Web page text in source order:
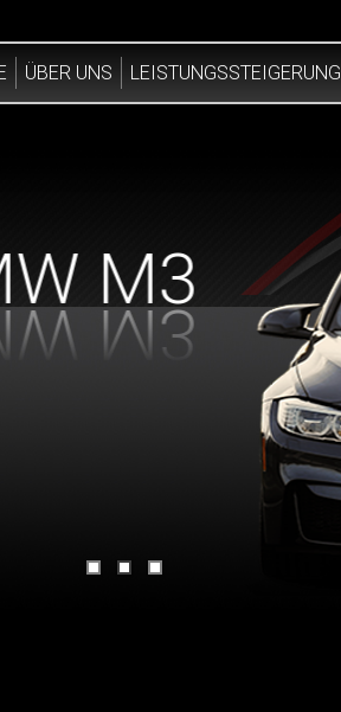
ÜBER UNS LEISTUNGSSTEIGERUNG
M3